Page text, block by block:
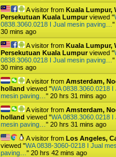
A visitor from Kuala Lumpur,
Persekutuan Kuala Lumpurviewed "
0838.3060.0218 I Jual mesin paving… "
30 mins ago
A visitor from Kuala Lumpur,
Persekutuan Kuala Lumpurviewed "
0838.3060.0218 I Jual mesin paving… "
30 mins ago
A visitor from Amsterdam,
holland viewed "WA 0838.3060.0218 I
mesin paving… " 20 hrs 31 mins ago
A visitor from Amsterdam,
holland viewed "WA 0838.3060.0218 I
mesin paving… " 20 hrs 31 mins ago
A visitor from Los Angeles,
viewed "WA 0838-3060-0218 I Jual
paving… " 20 hrs 42 mins ago